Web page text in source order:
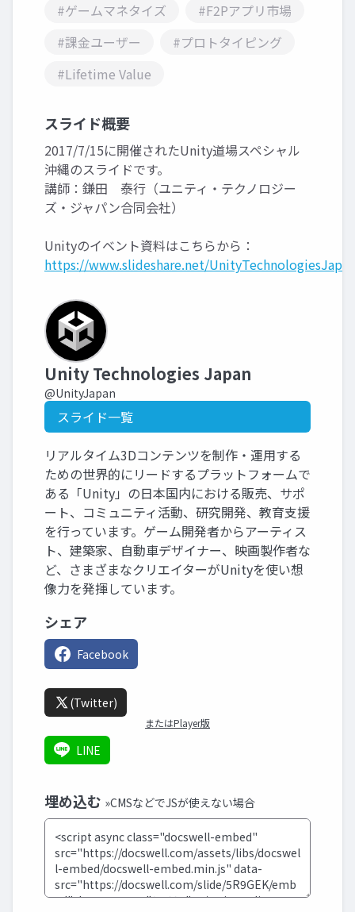
#ゲームマネタイズ
#F2Pアプリ市場
#課金ユーザー
#プロトタイピング
#Lifetime Value
スライド概要
2017/7/15に開催されたUnity道場スペシャル
沖縄のスライドです。
講師：鎌田 泰行（ユニティ・テクノロジー
ズ・ジャパン合同会社）
Unityのイベント資料はこちらから：
https://www.slideshare.net/
Unity Technologies Japan
@UnityJapan
スライド一覧
リアルタイム3Dコンテンツを制作・運用する
ための世界的にリードするプラットフォームで
ある「Unity」の日本国内における販売、サポ
ート、コミュニティ活動、研究開発、教育支援
を行っています。ゲーム開発者からアーティス
ト、建築家、自動車デザイナー、映画製作者な
ど、さまざまなクリエイターがUnityを使い想
像力を発揮しています。
シェア
Facebook
(Twitter)
またはPlayer版
LINE
埋め込む »CMSなどでJSが使えない場合